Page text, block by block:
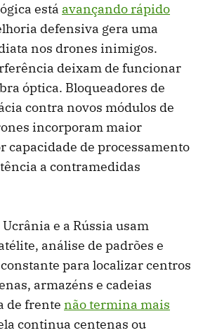
está avançando rápido
defensiva gera uma
nos drones inimigos.
deixam de funcionar
óptica. Bloqueadores de
contra novos módulos de
incorporam maior
capacidade de processamento
a contramedidas
e a Rússia usam
análise de padrões e
para localizar centros
armazéns e cadeias
de frente não termina mais
continua centenas ou